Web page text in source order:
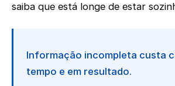
saiba que está longe de estar
Informação incompleta custa
tempo e em resultado.